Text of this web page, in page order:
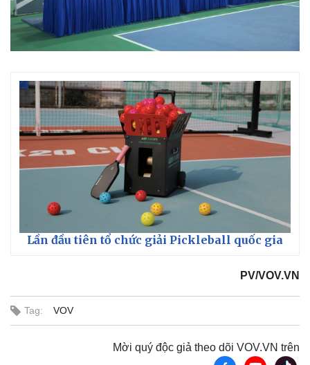
Lần đầu tiên tổ chức giải Pickleball quốc gia
PV/VOV.VN
Tag: VOV
Mời quý độc giả theo dõi VOV.VN trên